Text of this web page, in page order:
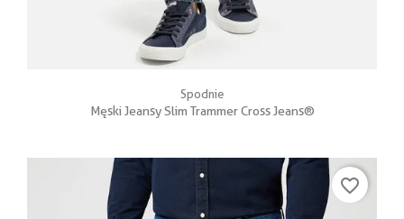
Spodnie
Męski Jeansy Slim Trammer Cross Jeans®
favorite_border